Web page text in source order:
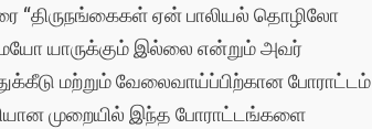
“திருநங்கைகள் ஏன் பாலியல் தொழிலோ
யாருக்கும் இல்லை என்றும் அவர்
மற்றும் வேலைவாய்ப்பிற்கான போராட்டம்
முறையில் இந்த போராட்டங்களை